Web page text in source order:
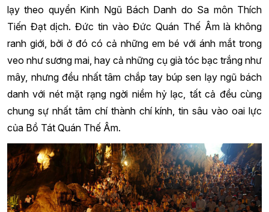
lạy theo quyển Kinh Ngũ Bách Danh do Sa môn Thích
Tiến Đạt dịch. Đức tin vào Đức Quán Thế Âm là không
ranh giới, bởi ở đó có cả những em bé với ánh mắt trong
veo như sương mai, hay cả những cụ già tóc bạc trắng như
mây, nhưng đều nhất tâm chắp tay búp sen lạy ngũ bách
danh với nét mặt rạng ngời niềm hỷ lạc, tất cả đều cùng
chung sự nhất tâm chí thành chí kính, tin sâu vào oai lực
của Bồ Tát Quán Thế Âm.